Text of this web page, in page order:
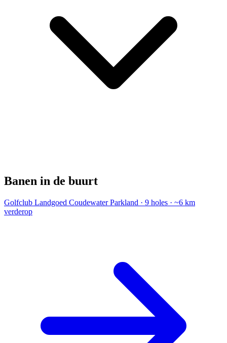
Banen in de buurt
Golfclub Landgoed Coudewater Parkland · 9 holes · ~6 km
verderop